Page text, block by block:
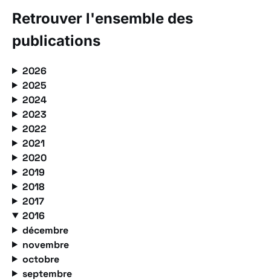
Retrouver l'ensemble des
publications
2026
2025
2024
2023
2022
2021
2020
2019
2018
2017
2016
décembre
novembre
octobre
septembre